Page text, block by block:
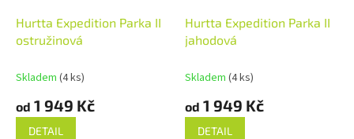
Hurtta Expedition Parka II
ostružinová
Skladem (4 ks)
od 1 949 Kč
DETAIL
Hurtta Expedition Parka II
jahodová
Skladem (4 ks)
od 1 949 Kč
DETAIL